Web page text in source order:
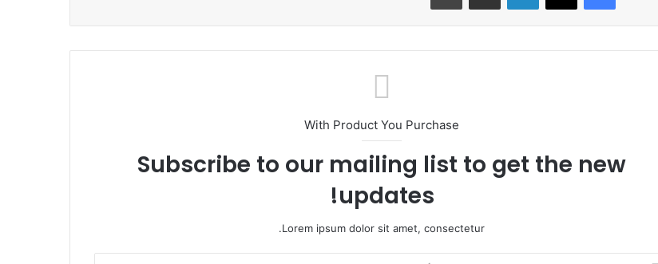
With Product You Purchase
Subscribe to our mailing list to get the new
updates!
Lorem ipsum dolor sit amet, consectetur.